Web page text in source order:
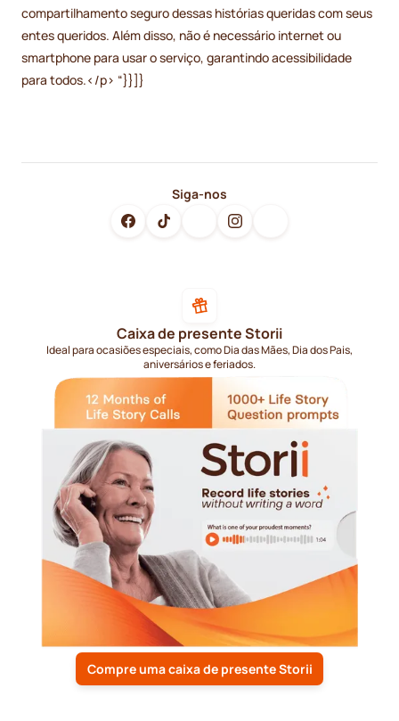
compartilhamento seguro dessas histórias queridas com seus
entes queridos. Além disso, não é necessário internet ou
smartphone para usar o serviço, garantindo acessibilidade
para todos.</p> “}}]}
Siga-nos
Caixa de presente Storii
Ideal para ocasiões especiais, como Dia das Mães, Dia dos Pais,
aniversários e feriados.
Compre uma caixa de presente Storii